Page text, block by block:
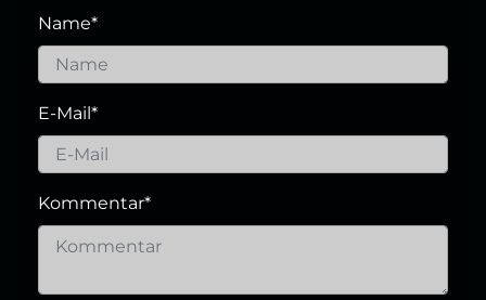
Name*
E-Mail*
Kommentar*